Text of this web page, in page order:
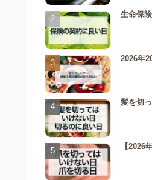
生命保
2026年
髪を切
【2026